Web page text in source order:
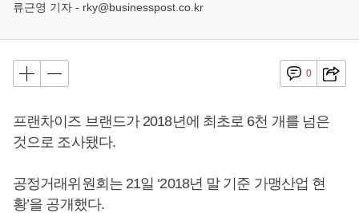
류근영 기자 - rky@businesspost.co.kr
0
프랜차이즈 브랜드가 2018년에 최초로 6천 개를 넘은
것으로 조사됐다.
공정거래위원회는 21일 ‘2018년 말 기준 가맹산업 현
황’을 공개했다.